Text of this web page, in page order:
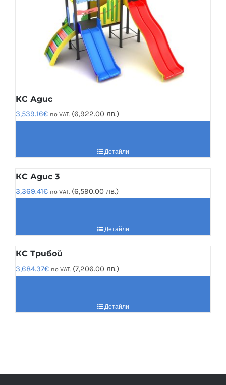
КС Адис
3,539.16€ no VAT. (6,922.00 лв.)
Детайли
КС Адис 3
3,369.41€ no VAT. (6,590.00 лв.)
Детайли
КС Трибой
3,684.37€ no VAT. (7,206.00 лв.)
Детайли